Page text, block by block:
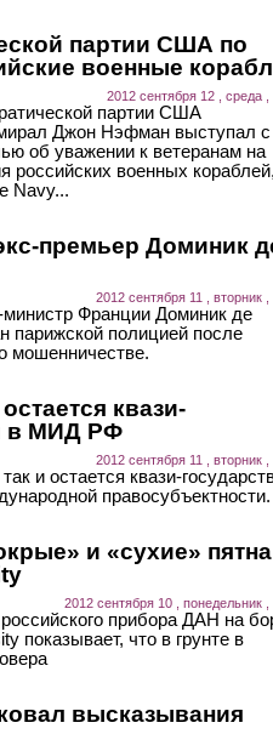
партии США по
военные
2012 сентября 12 , среда ,
партии США
Джон Нэфман выступал с
об уважении к ветеранам на
российских военных
Navy...
премьер Доминик
2012 сентября 11 , вторник ,
Франции Доминик де
парижской полицией после
мошенничестве.
квази-
в МИД РФ
2012 сентября 11 , вторник ,
и остается квази-
правосубъектности.
и «сухие»
2012 сентября 10 , понедельник ,
прибора ДАН на
показывает, что в грунте в
высказывания